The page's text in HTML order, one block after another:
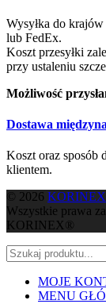
Wysyłka do
lub FedEx.
Koszt przesyłki
przy ustaleniu
Możliwość
Dostawa
Koszt oraz sposób
klientem.
© 2026 KORINEX
Wszystkie prawa
KORINEX®
MOJE
MENU